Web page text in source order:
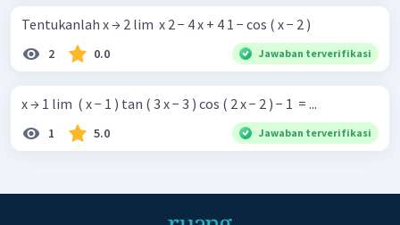
Tentukanlah x → 2 lim ​ x 2 − 4 x + 4 1 − cos ( x − 2 ) ​ ​
2 0.0 Jawaban terverifikasi
x → 1 lim ​ ( x − 1 ) tan ( 3 x − 3 ) cos ( 2 x − 2 ) − 1 ​ = ...
1 5.0 Jawaban terverifikasi